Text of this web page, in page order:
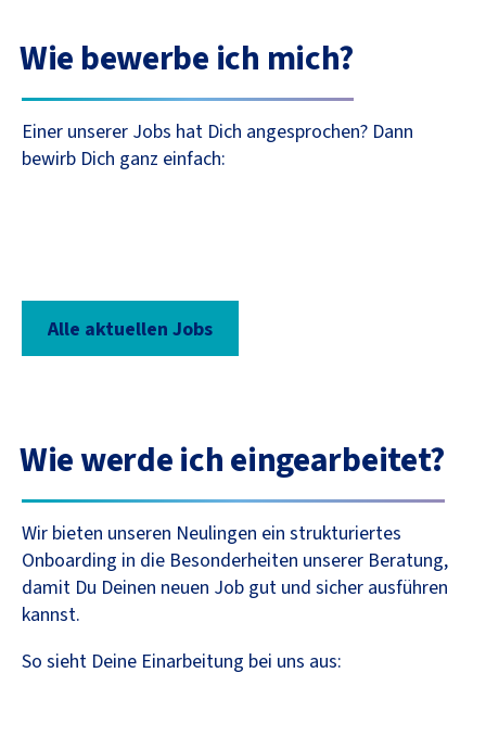
Wie bewerbe ich mich?
Einer unserer Jobs hat Dich angesprochen? Dann
bewirb Dich ganz einfach:
Alle aktuellen Jobs
Wie werde ich eingearbeitet?
Wir bieten unseren Neulingen ein strukturiertes
Onboarding in die Besonderheiten unserer Beratung,
damit Du Deinen neuen Job gut und sicher ausführen
kannst.
So sieht Deine Einarbeitung bei uns aus: